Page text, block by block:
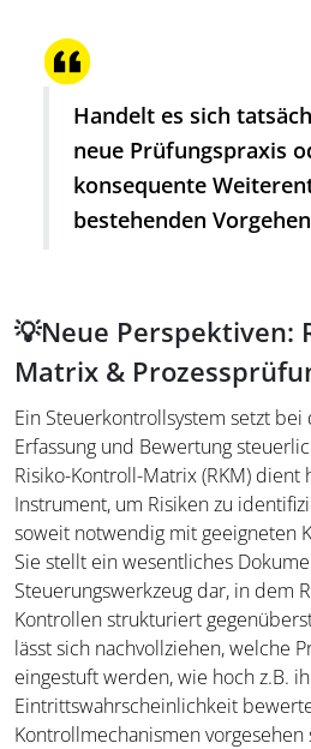
Handelt es sich
neue Prüfungspraxis
konsequente
bestehenden
💡Neue Perspektiven:
Matrix &
Ein Steuerkontrollsystem setzt bei
Erfassung und Bewertung
Risiko-Kontroll-Matrix (RKM) dient
Instrument, um Risiken zu
soweit notwendig mit geeigneten
Sie stellt ein wesentliches
Steuerungswerkzeug dar, in dem
Kontrollen strukturiert
lässt sich nachvollziehen, welche
eingestuft werden, wie hoch z.B.
Eintrittswahrscheinlichkeit
Kontrollmechanismen vorgesehen